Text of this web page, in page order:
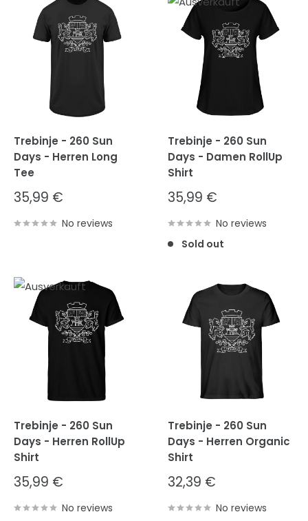
Trebinje - 260 Sun
Days - Herren Long
Tee
Sale
price
35,99 €
No reviews
Trebinje - 260 Sun
Days - Damen RollUp
Shirt
Sale
price
35,99 €
No reviews
Sold out
Trebinje - 260 Sun
Days - Herren RollUp
Shirt
Sale
price
35,99 €
No reviews
Trebinje - 260 Sun
Days - Herren Organic
Shirt
Sale
price
32,39 €
No reviews